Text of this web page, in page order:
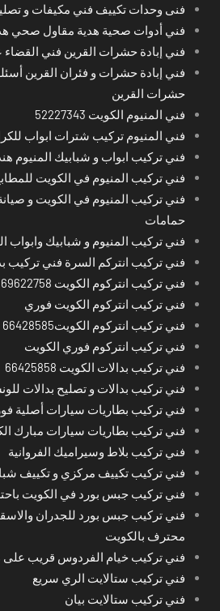
فنى وحدات تكييف فني مكيفات و
فني أدوات صحية هدية مقاول صحي
فني إبادة حشرات القرين فني
فني إبادة حشرات و فئران القرين
حشرات القرين
فني المنيوم الكويت 52227343
فني المنيوم تركيب شترات ابواب
فني تركيب ابواب و شبابيك المنيوم
فني تركيب المنيوم في الكويت
فني تركيب المنيوم في الكويت و
حمامات
فني تركيب المنيوم و شبابيك وابواب
فني تركيب انتركم السرة فني تركيب
فني تركيب انتركوم الكويت 69622758 فوري
فني تركيب انتركوم الكويت فوري
فني تركيب انتركوم الكويت66428585
فني تركيب انتركوم فوري الكويت
فني تركيب بدالات الكويت 66425858
فني تركيب بدالات و تصليح بدالات
فني تركيب بطاريات سيارات أصلية
فني تركيب بطاريات سيارات مبارك
فني تركيب بلاط وسيراميك الفروانية
فني تركيب تكييف مركزي و تكييف
فني تركيب جبس بورد في الكويت
فني تركيب جبس بورد للجدران
محترف بالكويت
فني تركيب خيام الفردوس قريب
فني تركيب ستالايت الري سريع
فني تركيب ستالايت بيان